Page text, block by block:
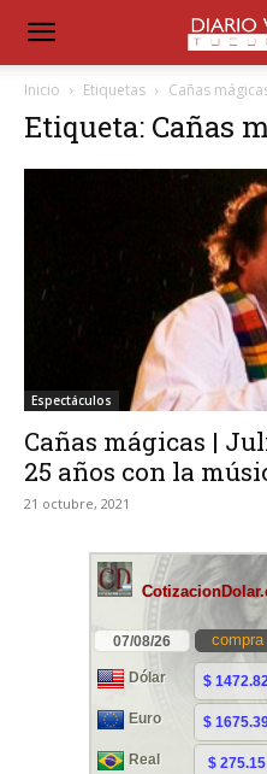
Inicio Etiquetas Cañas
Etiqueta: Cañas
Espectáculos
Cañas mágicas |
25 años con la
21 octubre, 2021